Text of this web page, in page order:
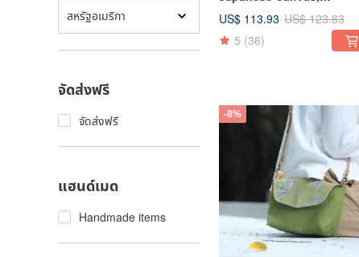
สหรัฐอเมริกา
จัดส่งฟรี
จัดส่งฟรี
แฮนด์เมด
Handmade items
Waterproof Fabric, Leather
Straps, Bucket Bag
US$ 113.93 US$ 123.83
5 (36)
-8%